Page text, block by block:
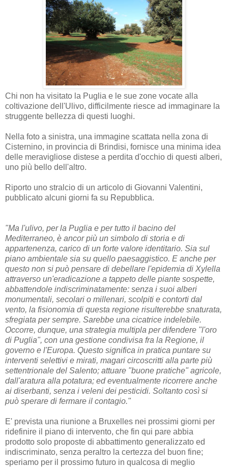
Chi non ha visitato la Puglia e le sue zone vocate alla
coltivazione dell'Ulivo, difficilmente riesce ad immaginare la
struggente bellezza di questi luoghi.
Nella foto a sinistra, una immagine scattata nella zona di
Cisternino, in provincia di Brindisi, fornisce una minima idea
delle meravigliose distese a perdita d'occhio di questi alberi,
uno più bello dell'altro.
Riporto uno stralcio di un articolo di Giovanni Valentini,
pubblicato alcuni giorni fa su Repubblica.
"Ma l'ulivo, per la Puglia e per tutto il bacino del
Mediterraneo, è ancor più un simbolo di storia e di
appartenenza, carico di un forte valore identitario. Sia sul
piano ambientale sia su quello paesaggistico. E anche per
questo non si può pensare di debellare l'epidemia di Xylella
attraverso un'eradicazione a tappeto delle piante sospette,
abbattendole indiscriminatamente: senza i suoi alberi
monumentali, secolari o millenari, scolpiti e contorti dal
vento, la fisionomia di questa regione risulterebbe snaturata,
sfregiata per sempre. Sarebbe una cicatrice indelebile.
Occorre, dunque, una strategia multipla per difendere "l'oro
di Puglia", con una gestione condivisa fra la Regione, il
governo e l'Europa. Questo significa in pratica puntare su
interventi selettivi e mirati, magari circoscritti alla parte più
settentrionale del Salento; attuare "buone pratiche" agricole,
dall'aratura alla potatura; ed eventualmente ricorrere anche
ai diserbanti, senza i veleni dei pesticidi. Soltanto così si
può sperare di fermare il contagio."
E' prevista una riunione a Bruxelles nei prossimi giorni per
ridefinire il piano di intervento, che fin qui pare abbia
prodotto solo proposte di abbattimento generalizzato ed
indiscriminato, senza peraltro la certezza del buon fine;
speriamo per il prossimo futuro in qualcosa di meglio